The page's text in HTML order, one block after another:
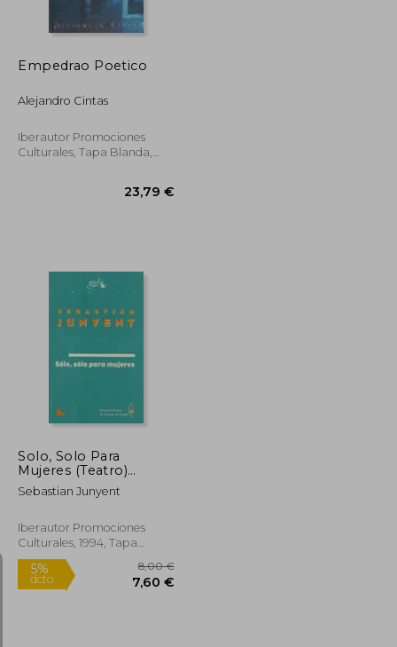
10,93 €
Empedrao Poetico
Alejandro Cintas
Iberautor Promociones
Culturales, Tapa Blanda,
Solo, Solo Para
Mujeres (Teatro)
(Spanish Edition)
Sebastian Junyent
Iberautor Promociones
Culturales, 1994, Tapa
Blanda, Nuevo